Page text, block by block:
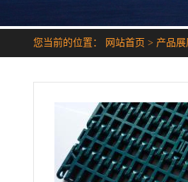
您当前的位置： 网站首页 > 产品展